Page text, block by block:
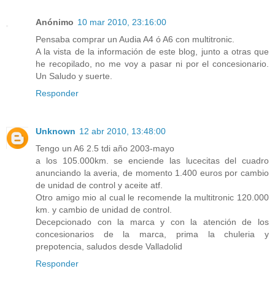
Anónimo 10 mar 2010, 23:16:00
Pensaba comprar un Audia A4 ó A6 con multitronic.
A la vista de la información de este blog, junto a otras que
he recopilado, no me voy a pasar ni por el concesionario.
Un Saludo y suerte.
Responder
Unknown 12 abr 2010, 13:48:00
Tengo un A6 2.5 tdi año 2003-mayo
a los 105.000km. se enciende las lucecitas del cuadro
anunciando la averia, de momento 1.400 euros por cambio
de unidad de control y aceite atf.
Otro amigo mio al cual le recomende la multitronic 120.000
km. y cambio de unidad de control.
Decepcionado con la marca y con la atención de los
concesionarios de la marca, prima la chuleria y
prepotencia, saludos desde Valladolid
Responder